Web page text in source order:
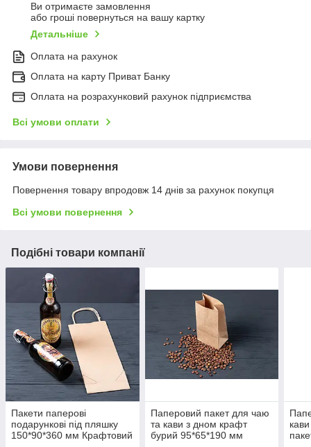
Ви отримаєте замовлення
або гроші повернуться на вашу картку
Детальніше
Оплата на рахунок
Оплата на карту Приват Банку
Оплата на розрахунковий рахунок підприємства
Всі умови оплати
Умови повернення
Повернення товару впродовж 14 днів за рахунок покупця
Всі умови повернення
Подібні товари компанії
Пакети паперові
подарункові під пляшку
150*90*360 мм Крафтовий
Паперовий пакет для чаю
та кави з дном крафт
бурий 95*65*190 мм